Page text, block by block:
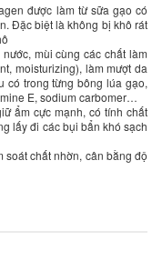
được làm từ sữa gạo có
Đặc biệt là không bị khô rát
mùi cùng các chất làm
moisturizing), làm mượt da
có trong từng bông lúa gạo,
E, sodium carbomer…
ẩm cực mạnh, có tính chất
lấy đi các bụi bẩn khó sạch
soát chất nhờn, cân bằng độ